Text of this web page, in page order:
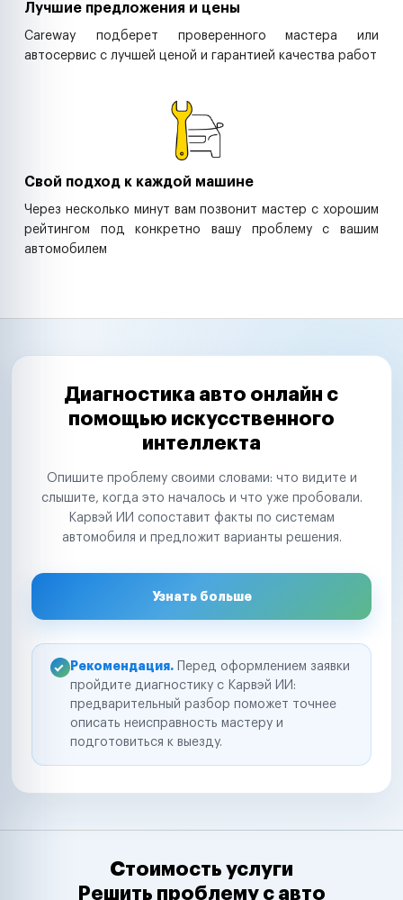
Лучшие предложения и цены
Careway подберет проверенного мастера или
автосервис с лучшей ценой и гарантией качества работ
Свой подход к каждой машине
Через несколько минут вам позвонит мастер с хорошим
рейтингом под конкретно вашу проблему с вашим
автомобилем
Диагностика авто онлайн с
помощью искусственного
интеллекта
Опишите проблему своими словами: что видите и
слышите, когда это началось и что уже пробовали.
Карвэй ИИ сопоставит факты по системам
автомобиля и предложит варианты решения.
Узнать больше
Рекомендация. Перед оформлением заявки
пройдите диагностику с Карвэй ИИ:
предварительный разбор поможет точнее
описать неисправность мастеру и
подготовиться к выезду.
Стоимость услуги
Решить проблему с авто